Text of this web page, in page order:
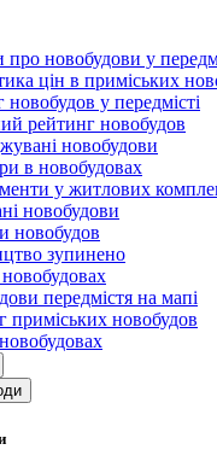
про новобудови у
цін в приміських
новобудов у передмісті
рейтинг новобудов
новобудови
в новобудовах
у житлових
новобудови
новобудов
зупинено
передмістя на мапі
приміських новобудов